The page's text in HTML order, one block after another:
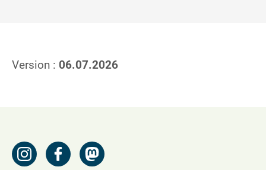
Version : 06.07.2026